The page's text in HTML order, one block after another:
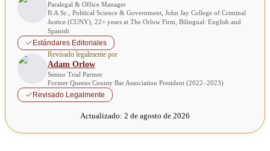
Paralegal & Office Manager
B.A.Sc., Political Science & Government, John Jay College of Criminal
Justice (CUNY), 22+ years at The Orlow Firm, Bilingual: English and
Spanish
Estándares Editoriales
Revisado legalmente por
Adam Orlow
Senior Trial Partner
Former Queens County Bar Association President (2022–2023)
Revisado Legalmente
Actualizado: 2 de agosto de 2026